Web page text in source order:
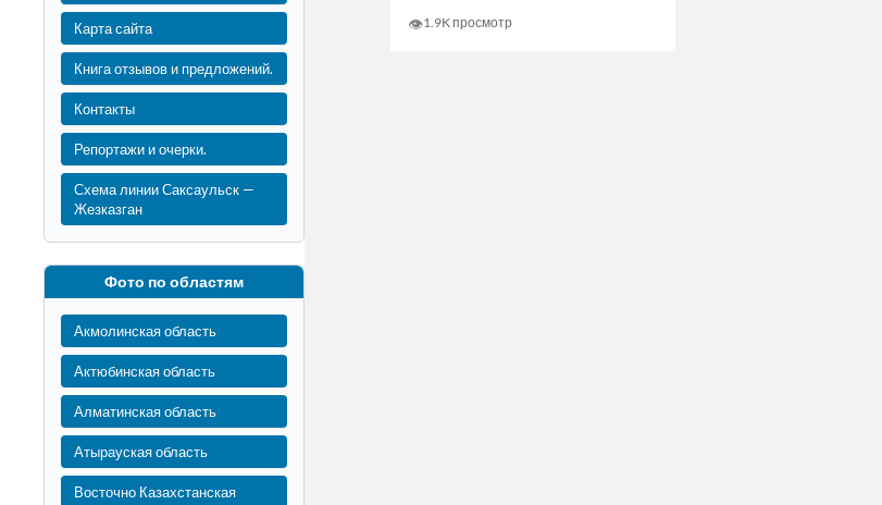
Карта сайта
Книга отзывов и предложений.
Контакты
Репортажи и очерки.
Схема линии Саксаульск —
Жезказган
Фото по областям
Акмолинская область
Актюбинская область
Алматинская область
Атырауская область
Восточно Казахстанская
👁1.9K просмотр